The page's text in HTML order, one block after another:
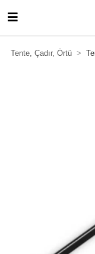
Tente, Çadır, Örtü